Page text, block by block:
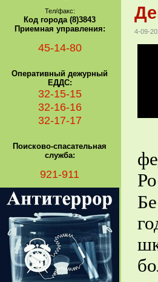
4-09-
Тел/факс:
Код города (8)3843
Приемная управления:
45-14-80
Оперативный дежурный
ЕДДС:
32-15-15
32-16-16
32-17-17
Поисково-спасательная
служба:
921-911